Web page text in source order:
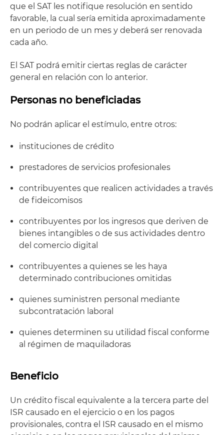
que el SAT les notifique resolución en sentido
favorable, la cual sería emitida aproximadamente
en un periodo de un mes y deberá ser renovada
cada año.
El SAT podrá emitir ciertas reglas de carácter
general en relación con lo anterior.
Personas no beneficiadas
No podrán aplicar el estímulo, entre otros:
instituciones de crédito
prestadores de servicios profesionales
contribuyentes que realicen actividades a través
de fideicomisos
contribuyentes por los ingresos que deriven de
bienes intangibles o de sus actividades dentro
del comercio digital
contribuyentes a quienes se les haya
determinado contribuciones omitidas
quienes suministren personal mediante
subcontratación laboral
quienes determinen su utilidad fiscal conforme
al régimen de maquiladoras
Beneficio
Un crédito fiscal equivalente a la tercera parte del
ISR causado en el ejercicio o en los pagos
provisionales, contra el ISR causado en el mismo